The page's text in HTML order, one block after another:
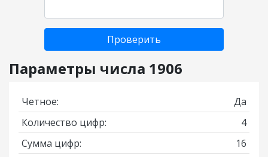
Проверить
Параметры числа 1906
Четное:
Да
Количество цифр:
4
Сумма цифр:
16